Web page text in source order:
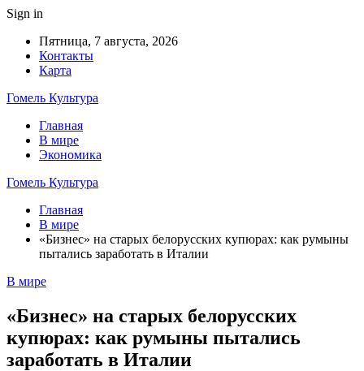
Sign in
Пятница, 7 августа, 2026
Контакты
Карта
Гомель Культура
Главная
В мире
Экономика
Гомель Культура
Главная
В мире
«Бизнес» на старых белорусских купюрах: как румыны
пытались заработать в Италии
В мире
«Бизнес» на старых белорусских
купюрах: как румыны пытались
заработать в Италии